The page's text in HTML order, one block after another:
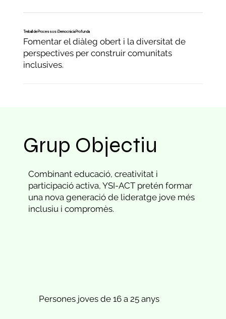
Grup Objectiu
Combinant educació, creativitat i
participació activa, YSI-ACT pretén formar
una nova generació de lideratge jove més
inclusiu i compromès.
Persones joves de 16 a 25 anys​
Treball de Processos i Democràcia Profunda
Fomentar el diàleg obert i la diversitat de
perspectives per construir comunitats
inclusives.